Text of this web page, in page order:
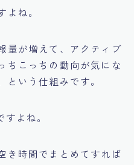
ね。
量が増えて、アクティブ
ちこっちの動向が気にな
という仕組みです。
よね。
き時間でまとめてすれば